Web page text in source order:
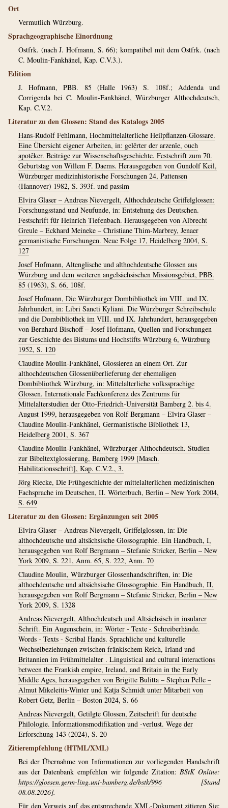
Ort
Vermutlich Würzburg.
Sprachgeographische Einordnung
Ostfrk. (nach J. Hofmann, S. 66); kompatibel mit dem Ostfrk. (nach
C. Moulin-Fankhänel, Kap. C.V.3.).
Edition
J. Hofmann, PBB. 85 (Halle 1963) S. 108f.; Addenda und
Corrigenda bei C. Moulin-Fankhänel, Würzburger Althochdeutsch,
Kap. C.V.2.
Literatur zu den Glossen: Stand des Katalogs 2005
Hans-Rudolf Fehlmann, Hochmittelalterliche Heilpflanzen-Glossare.
Eine Übersicht eigener Arbeiten, in: gelêrter der arzenîe, ouch
apotêker. Beiträge zur Wissenschaftsgeschichte. Festschrift zum 70.
Geburtstag von Willem F. Daems. Herausgegeben von Gundolf Keil,
Würzburger medizinhistorische Forschungen 24, Pattensen
(Hannover) 1982, S. 393f. und passim
Elvira Glaser – Andreas Nievergelt, Althochdeutsche Griffelglossen:
Forschungsstand und Neufunde, in: Entstehung des Deutschen.
Festschrift für Heinrich Tiefenbach. Herausgegeben von Albrecht
Greule – Eckhard Meineke – Christiane Thim-Marbrey, Jenaer
germanistische Forschungen. Neue Folge 17, Heidelberg 2004, S.
127
Josef Hofmann, Altenglische und althochdeutsche Glossen aus
Würzburg und dem weiteren angelsächsischen Missionsgebiet, PBB.
85 (1963), S. 66, 108f.
Josef Hofmann, Die Würzburger Dombibliothek im VIII. und IX.
Jahrhundert, in: Libri Sancti Kyliani. Die Würzburger Schreibschule
und die Dombibliothek im VIII. und IX. Jahrhundert, herausgegeben
von Bernhard Bischoff – Josef Hofmann, Quellen und Forschungen
zur Geschichte des Bistums und Hochstifts Würzburg 6, Würzburg
1952, S. 120
Claudine Moulin-Fankhänel, Glossieren an einem Ort. Zur
althochdeutschen Glossenüberlieferung der ehemaligen
Dombibliothek Würzburg, in: Mittelalterliche volkssprachige
Glossen. Internationale Fachkonferenz des Zentrums für
Mittelalterstudien der Otto-Friedrich-Universität Bamberg 2. bis 4.
August 1999, herausgegeben von Rolf Bergmann – Elvira Glaser –
Claudine Moulin-Fankhänel, Germanistische Bibliothek 13,
Heidelberg 2001, S. 367
Claudine Moulin-Fankhänel, Würzburger Althochdeutsch. Studien
zur Bibeltextglossierung, Bamberg 1999 [Masch.
Habilitationsschrift], Kap. C.V.2., 3.
Jörg Riecke, Die Frühgeschichte der mittelalterlichen medizinischen
Fachsprache im Deutschen, II. Wörterbuch, Berlin – New York 2004,
S. 649
Literatur zu den Glossen: Ergänzungen seit 2005
Elvira Glaser – Andreas Nievergelt, Griffelglossen, in: Die
althochdeutsche und altsächsische Glossographie. Ein Handbuch, I,
herausgegeben von Rolf Bergmann – Stefanie Stricker, Berlin – New
York 2009, S. 221, Anm. 65, S. 222, Anm. 70
Claudine Moulin, Würzburger Glossenhandschriften, in: Die
althochdeutsche und altsächsische Glossographie. Ein Handbuch, II,
herausgegeben von Rolf Bergmann – Stefanie Stricker, Berlin – New
York 2009, S. 1328
Andreas Nievergelt, Althochdeutsch und Altsächsisch in insularer
Schrift. Ein Augenschein, in: Wörter - Texte - Schreiberhände.
Words - Texts - Scribal Hands. Sprachliche und kulturelle
Wechselbeziehungen zwischen fränkischem Reich, Irland und
Britannien im Frühmittelalter . Linguistical and cultural interactions
between the Frankish empire, Ireland, and Britain in the Early
Middle Ages, herausgegeben von Brigitte Bulitta – Stephen Pelle –
Almut Mikeleitis-Winter und Katja Schmidt unter Mitarbeit von
Robert Getz, Berlin – Boston 2024, S. 66
Andreas Nievergelt, Getilgte Glossen, Zeitschrift für deutsche
Philologie. Informationsmodifikation und -verlust. Wege der
Erforschung 143 (2024), S. 20
Zitierempfehlung (HTML/XML)
Bei der Übernahme von Informationen zur vorliegenden Handschrift
aus der Datenbank empfehlen wir folgende Zitation:BStK Online:
https://glossen.germ-ling.uni-bamberg.de/bstk/996 [Stand
08.08.2026].
Für den Verweis auf das entsprechende XML-Dokument zitieren Sie: